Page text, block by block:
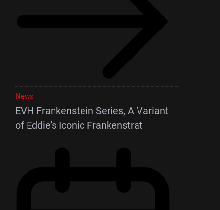
News
EVH Frankenstein Series, A Variant
of Eddie’s Iconic Frankenstrat